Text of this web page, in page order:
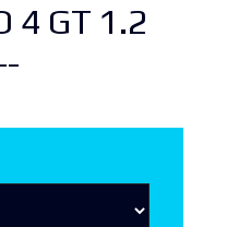
4 GT 1.2